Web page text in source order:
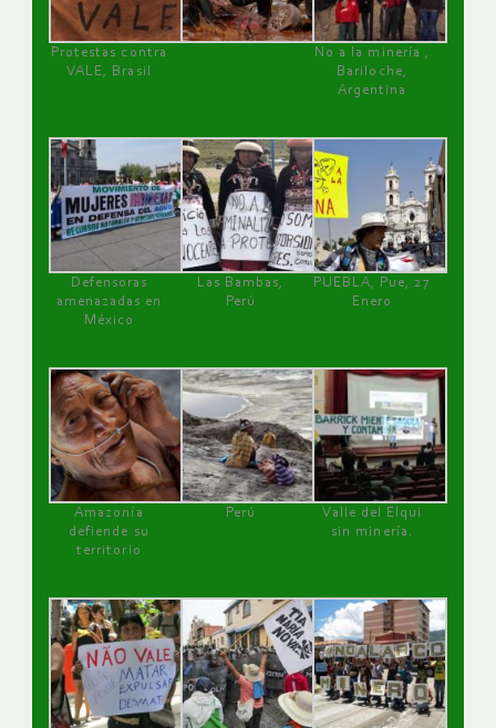
Protestas contra
VALE, Brasil
No a la minería ,
Bariloche,
Argentina
Defensoras
amenazadas en
México
Las Bambas,
Perú
PUEBLA, Pue, 27
Enero
Amazonía
defiende su
territorio
Perú
Valle del Elqui
sin minería.